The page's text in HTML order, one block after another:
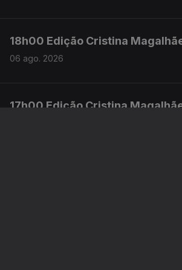
18h00 Edição Cristina
06 ago. 2026
17h00 Edição Cristina